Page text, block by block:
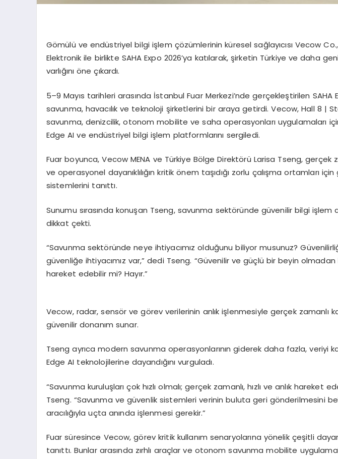
Gömülü ve endüstriyel bilgi işlem çözümlerinin küresel sağlayıcısı Vecow Co
Elektronik ile birlikte SAHA Expo 2026’ya katılarak, şirketin Türkiye ve daha
varlığını öne çıkardı.
5–9 Mayıs tarihleri arasında İstanbul Fuar Merkezi’nde gerçekleştirilen SAHA
savunma, havacılık ve teknoloji şirketlerini bir araya getirdi.Vecow,Hall 8 |
savunma, denizcilik, otonom mobilite ve saha operasyonları uygulamaları
Edge AI ve endüstriyel bilgi işlem platformlarını sergiledi.
Fuar boyunca,Vecow MENA ve Türkiye Bölge Direktörü Larisa Tseng, gerçek
ve operasyonel dayanıklılığın kritik önem taşıdığı zorlu çalışma ortamları
sistemlerini tanıttı.
Sunumu sırasında konuşan Tseng, savunma sektöründe güvenilir bilgi işlem
dikkat çekti.
“Savunma sektöründe neye ihtiyacımız olduğunu biliyor musunuz?
güvenliğe ihtiyacımız var,” dedi Tseng. “Güvenilir ve güçlü bir beyin
hareket edebilir mi? Hayır.”
Vecow, radar, sensör ve görev verilerinin anlık işlenmesiyle gerçek zamanlı
güvenilir donanım sunar.
Tseng ayrıca modern savunma operasyonlarının giderek daha fazla, veriyi
Edge AI teknolojilerine dayandığını vurguladı.
“Savunma kuruluşları çok hızlı olmalı; gerçek zamanlı, hızlı ve anlık hareket
Tseng. “Savunma ve güvenlik sistemleri verinin buluta geri gönderilmesini
aracılığıyla uçta anında işlenmesi gerekir.”
Fuar süresince Vecow, görev kritik kullanım senaryolarına yönelik çeşitli
tanıttı. Bunlar arasında zırhlı araçlar ve otonom savunma mobilite